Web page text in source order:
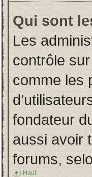
Qui sont
Les
contrôle
comme les
fondateur
aussi avoir
forums,
Haut